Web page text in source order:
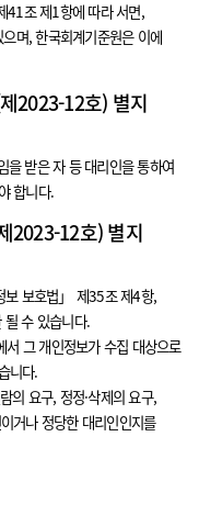
41조 제1항에 따라 서면,
며, 한국회계기준원은 이에
2023-12호) 별지
을 받은 자 등 대리인을 통하여
합니다.
2023-12호) 별지
보 보호법」 제35조 제4항,
될 수 있습니다.
서 그 개인정보가 수집 대상으로
니다.
의 요구, 정정·삭제의 요구,
거나 정당한 대리인인지를